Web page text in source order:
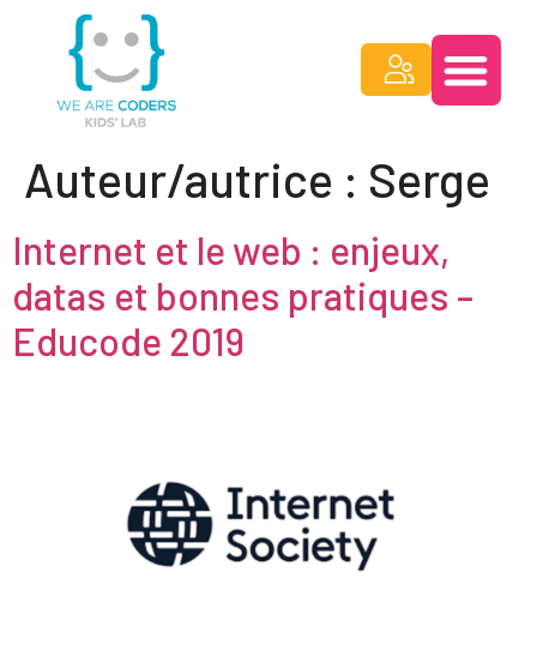
Auteur/autrice : Serge
Internet et le web : enjeux,
datas et bonnes pratiques –
Educode 2019